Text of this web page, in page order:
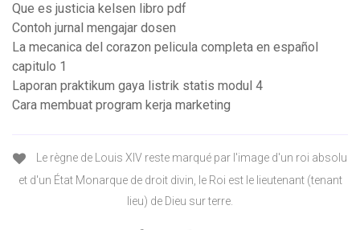
Que es justicia kelsen libro pdf
Contoh jurnal mengajar dosen
La mecanica del corazon pelicula completa en español
capitulo 1
Laporan praktikum gaya listrik statis modul 4
Cara membuat program kerja marketing
Le règne de Louis XIV reste marqué par l'image d'un roi absolu
et d'un État Monarque de droit divin, le Roi est le lieutenant (tenant
lieu) de Dieu sur terre.